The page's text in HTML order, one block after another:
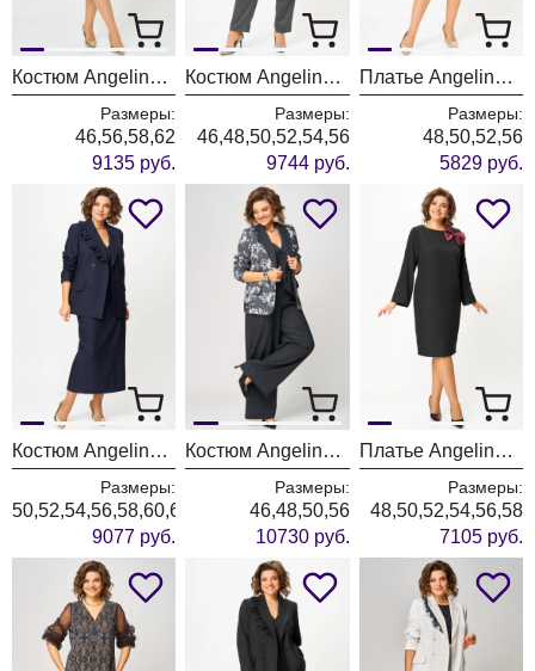
Костюм Angelina & Company 1290
Размеры:
46,56,58,62
9135 руб.
Костюм Angelina & Company 1282
Размеры:
46,48,50,52,54,56
9744 руб.
Платье Angelina & Company 1281
Размеры:
48,50,52,56
5829 руб.
Костюм Angelina & Company 1280
Размеры:
50,52,54,56,58,60,62
9077 руб.
Костюм Angelina & Company 1279
Размеры:
46,48,50,56
10730 руб.
Платье Angelina & Company 1275
Размеры:
48,50,52,54,56,58
7105 руб.